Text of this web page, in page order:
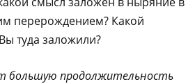
перерождением? Какой
туда заложили?
продолжительность